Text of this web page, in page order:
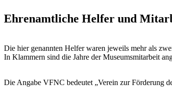
Ehrenamtliche Helfer und
Die hier genannten Helfer waren jeweils mehr als
In Klammern sind die Jahre der Museumsmitarbeit
Die Angabe VFNC bedeutet „Verein zur Förderung